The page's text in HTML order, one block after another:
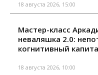
18 августа 2026, 15:00
Мастер-класс
неваляшка 2.0:
когнитивный
18 августа 2026, 10:00